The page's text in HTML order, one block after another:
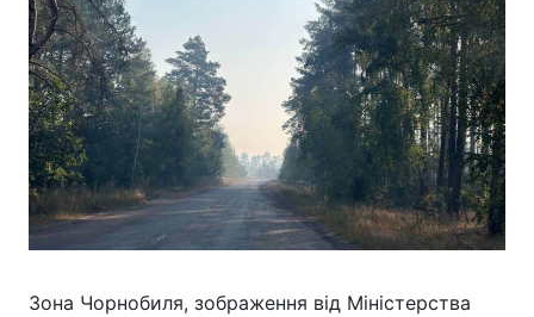
Зона Чорнобиля, зображення від Міністерства